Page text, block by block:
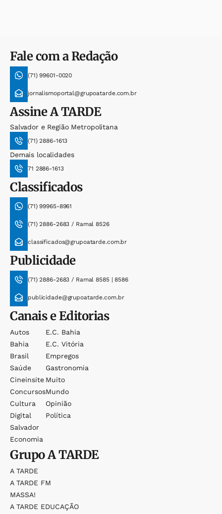
Fale com a Redação
(71) 99601-0020
jornalismoportal@grupoatarde.com.br
AssineA TARDE
Salvador e Região Metropolitana
(71) 2886-1613
Demais localidades
71 2886-1613
Classificados
(71) 99965-8961
(71) 2886-2683 / Ramal 8526
classificados@grupoatarde.com.br
Publicidade
(71) 2886-2683 / Ramal 8585 | 8586
publicidade@grupoatarde.com.br
Canais e Editorias
Autos
Bahia
Brasil
Saúde
Cineinsite
Concursos
Cultura
Digital
Salvador
Economia
E.c. Bahia
E.c. Vitória
Empregos
Gastronomia
Muito
Mundo
Opinião
Política
GrupoA TARDE
A TARDE
A TARDE FM
MASSA!
A TARDE EDUCAÇÃO